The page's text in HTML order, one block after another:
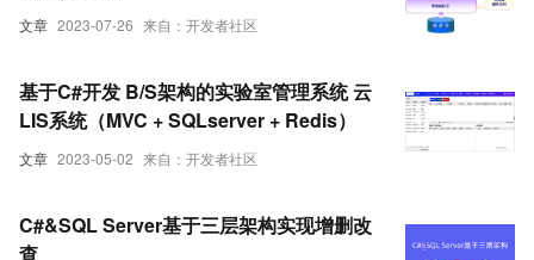
文章 2023-07-26 来自：开发者社区
文章 2023-05-02 来自：开发者社区
基于C#开发 B/S架构的实验室管理系统 云
LIS系统（MVC + SQLserver + Redis）
C#&SQL Server基于三层架构实现增删改
查